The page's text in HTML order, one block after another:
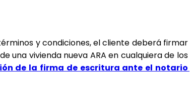
y condiciones, el cliente deberá firmar
una vivienda nueva ARA en cualquiera de los
de la firma de escritura ante el notario